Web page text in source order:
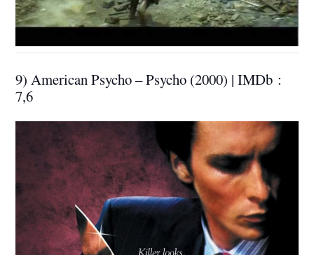
9) American Psycho – Psycho (2000) | IMDb :
7,6